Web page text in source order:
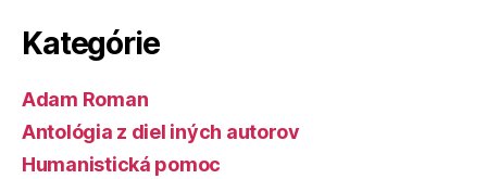
Kategórie
Adam Roman
Antológia z diel iných autorov
Humanistická pomoc